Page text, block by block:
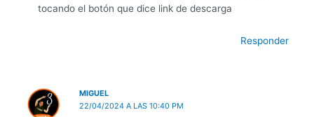
tocando el botón que dice link de descarga
Responder
MIGUEL
22/04/2024 A LAS 10:40 PM